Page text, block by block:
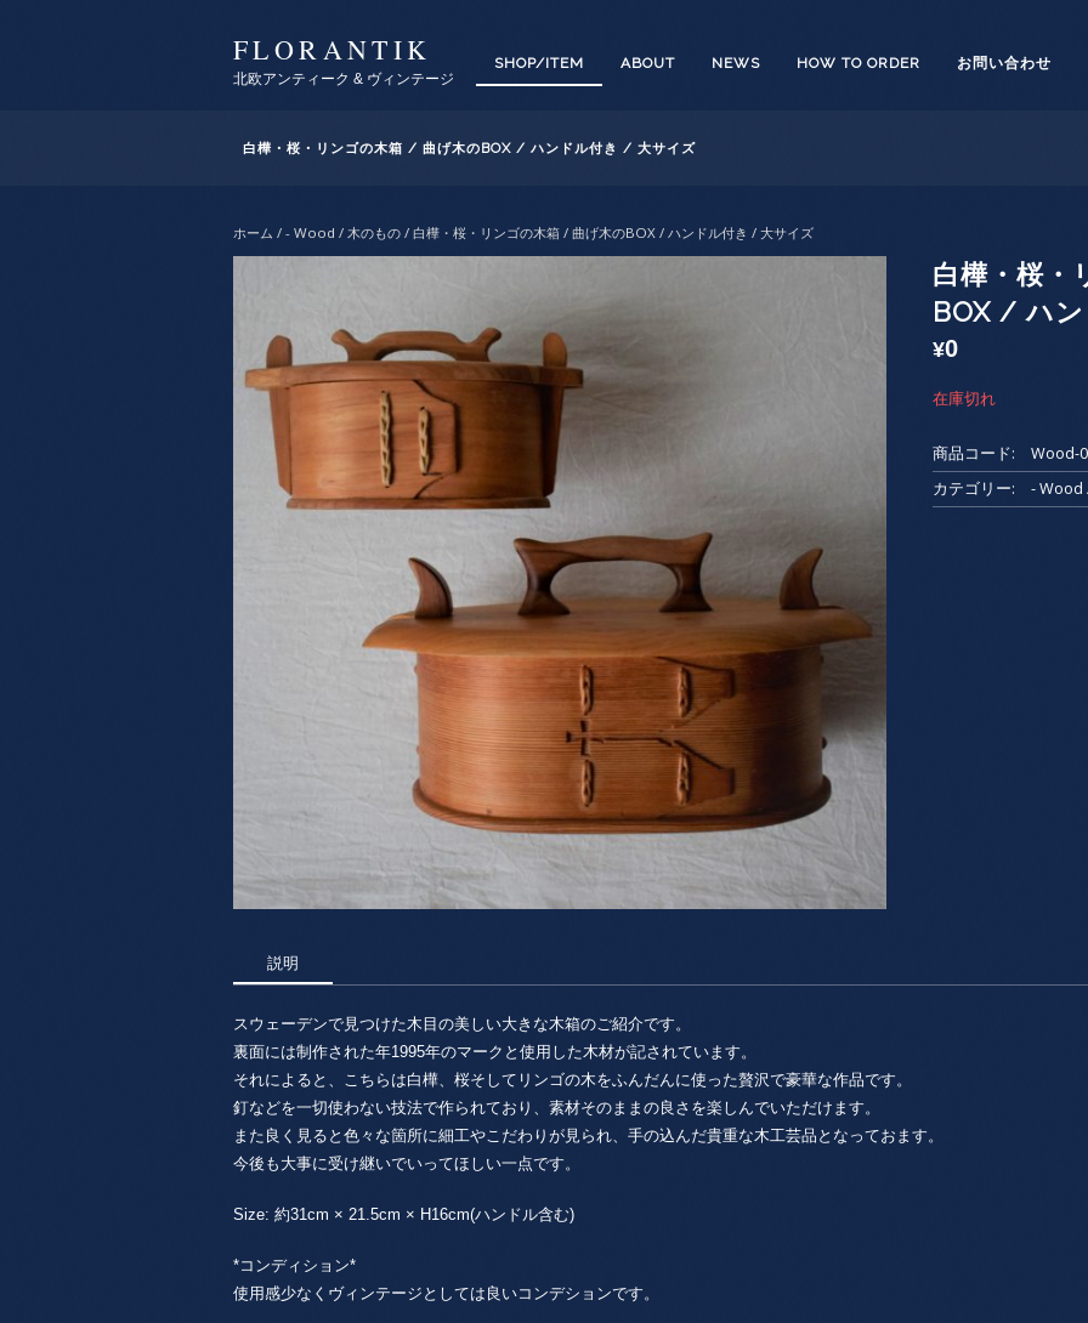
FLORANTIK
北欧アンティーク & ヴィンテージ
SHOP/ITEM ABOUT NEWS HOW TO ORDER お問い合わせ
白樺・桜・リンゴの木箱 / 曲げ木のBOX / ハンドル付き / 大サイズ
ホーム / - Wood / 木のもの / 白樺・桜・リンゴの木箱 / 曲げ木のBOX / ハンドル付き / 大サイズ
白樺・桜・
BOX / ハ
¥0
在庫切れ
商品コード:
Wood-
カテゴリー:
- Wood
説明
スウェーデンで見つけた木目の美しい大きな木箱のご紹介です。
裏面には制作された年1995年のマークと使用した木材が記されています。
それによると、こちらは白樺、桜そしてリンゴの木をふんだんに使った贅沢で豪華な作品です。
釘などを一切使わない技法で作られており、素材そのままの良さを楽しんでいただけます。
また良く見ると色々な箇所に細工やこだわりが見られ、手の込んだ貴重な木工芸品となっておます。
今後も大事に受け継いでいってほしい一点です。
Size: 約31cm × 21.5cm × H16cm(ハンドル含む)
*コンディション*
使用感少なくヴィンテージとしては良いコンデションです。